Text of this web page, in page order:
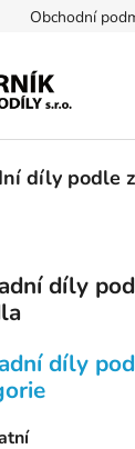
Obchodní
díly podle
díly
díly